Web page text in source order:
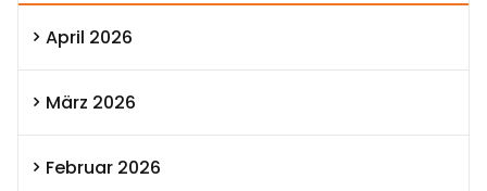
April 2026
März 2026
Februar 2026